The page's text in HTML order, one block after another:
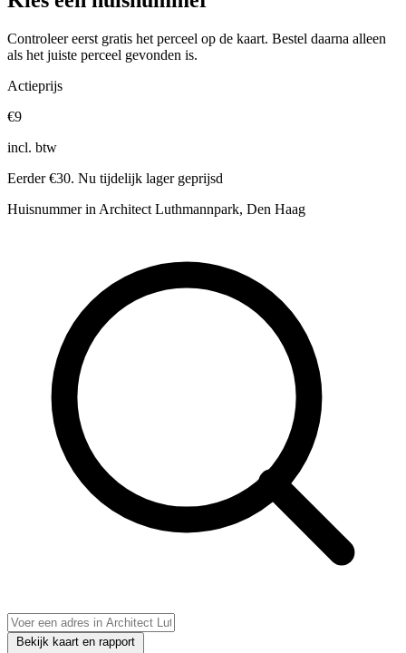
Controleer eerst gratis het perceel op de kaart. Bestel daarna alleen
als het juiste perceel gevonden is.
Actieprijs
€9
incl. btw
Eerder €30. Nu tijdelijk lager geprijsd
Huisnummer in Architect Luthmannpark, Den Haag
Bekijk kaart en rapport